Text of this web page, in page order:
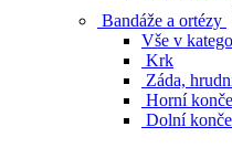
Bandáže a ortézy
Vše v
Krk
Záda,
Horní
Dolní